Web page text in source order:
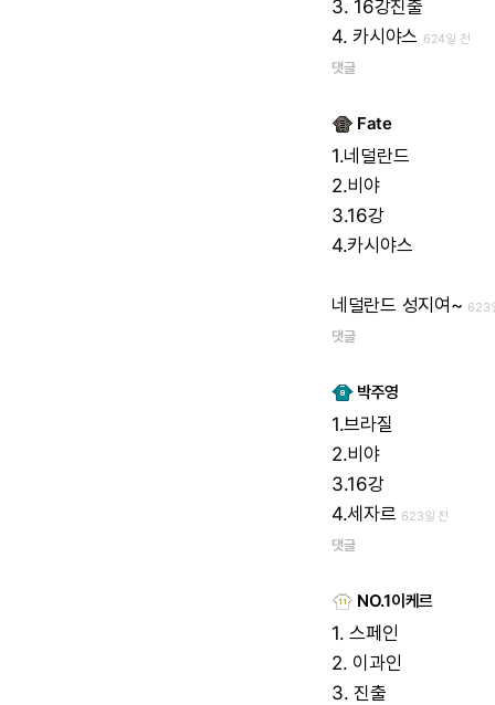
3. 16강진출
4. 카시야스 624일 전
댓글
Fate
1.네덜란드
2.비야
3.16강
4.카시야스
네덜란드 성지여~ 623
댓글
박주영
1.브라질
2.비야
3.16강
4.세자르 623일 전
댓글
NO.1이케르
1. 스페인
2. 이과인
3.진출